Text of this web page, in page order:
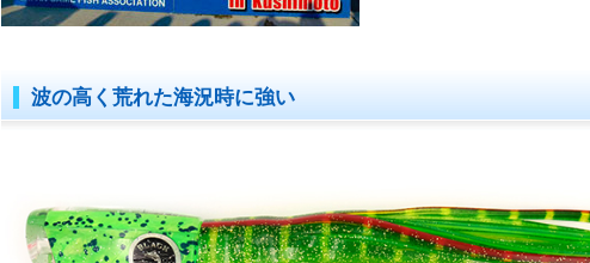
波の高く荒れた海況時に強い